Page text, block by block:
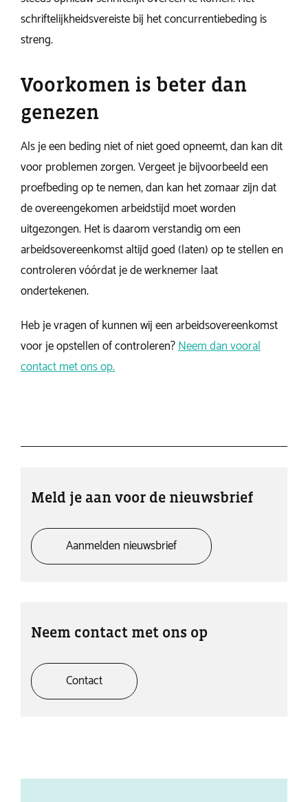
Meld je aan voor de nieuwsbrief
Aanmelden nieuwsbrief
Neem contact met ons op
Contact
schriftelijkheidsvereiste bij het concurrentiebeding is
streng.
Voorkomen is beter dan
genezen
Als je een beding niet of niet goed opneemt, dan kan dit
voor problemen zorgen. Vergeet je bijvoorbeeld een
proefbeding op te nemen, dan kan het zomaar zijn dat
de overeengekomen arbeidstijd moet worden
uitgezongen. Het is daarom verstandig om een
arbeidsovereenkomst altijd goed (laten) op te stellen en
controleren vóórdat je de werknemer laat
ondertekenen.
Heb je vragen of kunnen wij een arbeidsovereenkomst
voor je opstellen of controleren?Neem dan vooral
contact met ons op.